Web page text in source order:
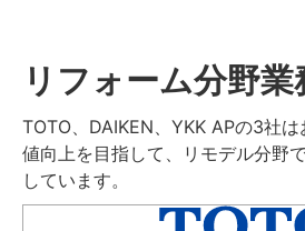
リフォーム分野
TOTO、DAIKEN、YKK APの3社
値向上を目指して、リモデル分野
しています。